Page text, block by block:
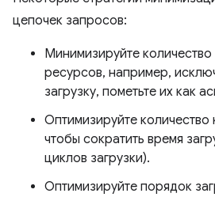
цепочек запросов:
Минимизируйте количество
ресурсов, например,
загрузку, пометьте их как
Оптимизируйте количество
чтобы сократить время
циклов загрузки).
Оптимизируйте порядок